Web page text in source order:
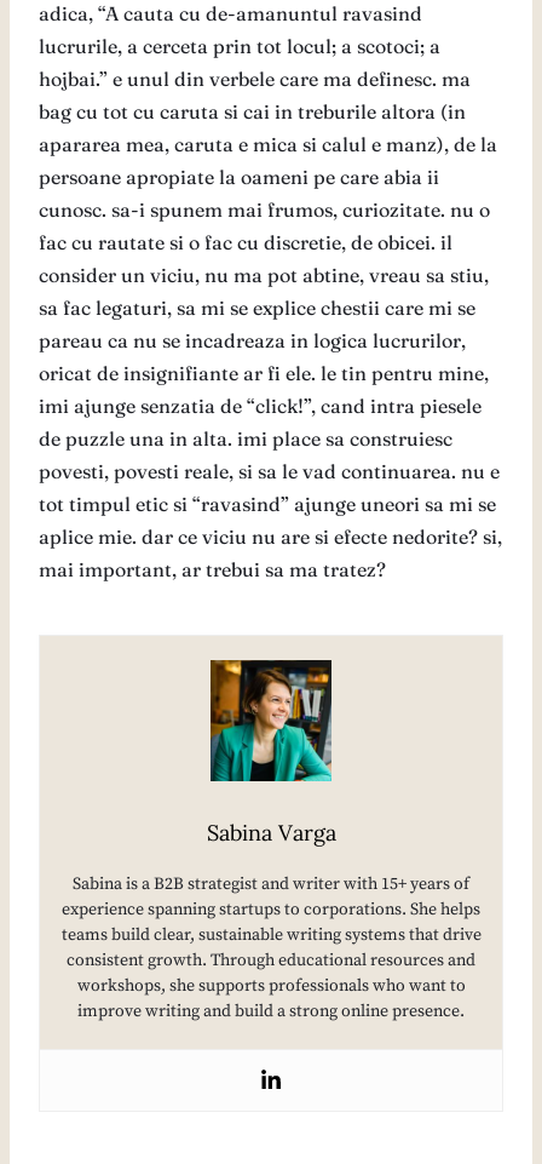
adica, “A cauta cu de-amanuntul ravasind
lucrurile, a cerceta prin tot locul; a scotoci; a
hojbai.” e unul din verbele care ma definesc. ma
bag cu tot cu caruta si cai in treburile altora (in
apararea mea, caruta e mica si calul e manz), de la
persoane apropiate la oameni pe care abia ii
cunosc. sa-i spunem mai frumos, curiozitate. nu o
fac cu rautate si o fac cu discretie, de obicei. il
consider un viciu, nu ma pot abtine, vreau sa stiu,
sa fac legaturi, sa mi se explice chestii care mi se
pareau ca nu se incadreaza in logica lucrurilor,
oricat de insignifiante ar fi ele. le tin pentru mine,
imi ajunge senzatia de “click!”, cand intra piesele
de puzzle una in alta. imi place sa construiesc
povesti, povesti reale, si sa le vad continuarea. nu e
tot timpul etic si “ravasind” ajunge uneori sa mi se
aplice mie. dar ce viciu nu are si efecte nedorite? si,
mai important, ar trebui sa ma tratez?
Sabina Varga
Sabina is a B2B strategist and writer with 15+ years of
experience spanning startups to corporations. She helps
teams build clear, sustainable writing systems that drive
consistent growth. Through educational resources and
workshops, she supports professionals who want to
improve writing and build a strong online presence.